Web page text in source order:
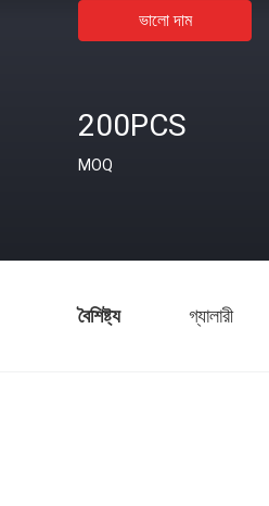
ভালো দাম
200PCS
MOQ
বৈশিষ্ট্য গ্যালারী